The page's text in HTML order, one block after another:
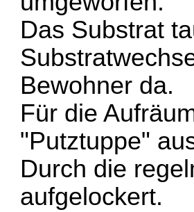
Das Substrat
Bewohner da.
Für die
"Putztuppe"
Durch die
aufgelockert.